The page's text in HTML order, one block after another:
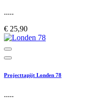
.....
€ 25,90
Projecttapijt Londen 78
.....